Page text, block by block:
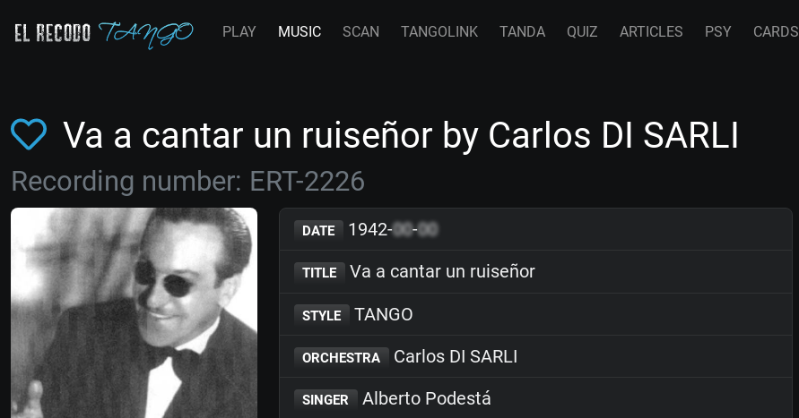
PLAY MUSIC SCAN TANGOLINK TANDA QUIZ ARTICLES PSY CARDS
Va a cantar un ruiseñor by Carlos DI SARLI
Recording number: ERT-2226
DATE 1942-00-00
TITLE Va a cantar un ruiseñor
STYLE TANGO
ORCHESTRA Carlos DI SARLI
SINGER Alberto Podestá